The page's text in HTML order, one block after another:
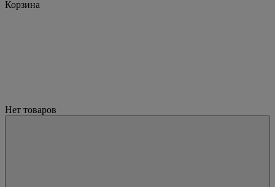
Корзина
Нет товаров